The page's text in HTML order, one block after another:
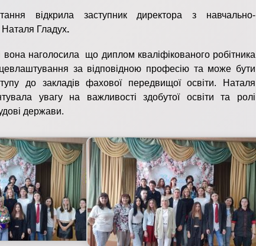
відкрила заступник директора з навчально-
Наталя Гладух.
вона наголосила що диплом кваліфікованого робітника
за відповідною професію та може бути
до закладів фахової передвищої освіти. Наталя
увагу на важливості здобутої освіти та ролі
держави.